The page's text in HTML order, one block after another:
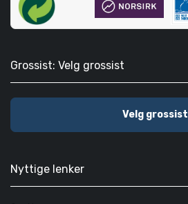
Grossist: Velg grossist
Velg grossist
Nyttige lenker